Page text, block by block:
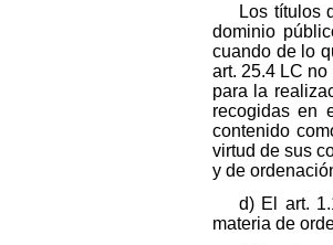
Los títulos
dominio
cuando de lo
art. 25.4 LC
para la
recogidas en
contenido
virtud de sus
y de
d) El art.
materia de